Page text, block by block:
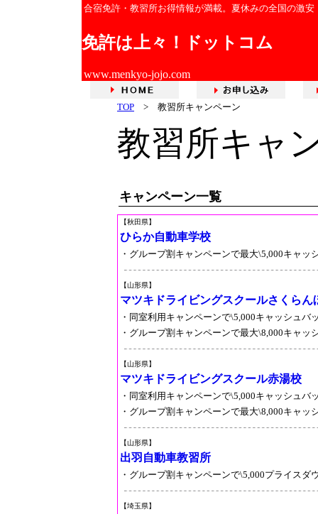
合宿免許・教習所お得情報が満載。夏休みの全国の激
免許は上々！ドットコム
www.menkyo-jojo.com
TOP > 教習所キャンペーン
教習所キャ
キャンペーン一覧
【秋田県】
ひらか自動車学校
・グループ割キャンペーンで最大\5,000キャッ
【山形県】
マツキドライビングスクールさくらん
・同室利用キャンペーンで\5,000キャッシュバ
・グループ割キャンペーンで最大\8,000キャッ
【山形県】
マツキドライビングスクール赤湯校
・同室利用キャンペーンで\5,000キャッシュバ
・グループ割キャンペーンで最大\8,000キャッ
【山形県】
出羽自動車教習所
・グループ割キャンペーンで\5,000プライスダ
【埼玉県】